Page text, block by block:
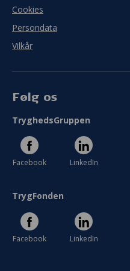
Cookies
Persondata
Vilkår
Følg os
TryghedsGruppen
Facebook LinkedIn
TrygFonden
Facebook LinkedIn